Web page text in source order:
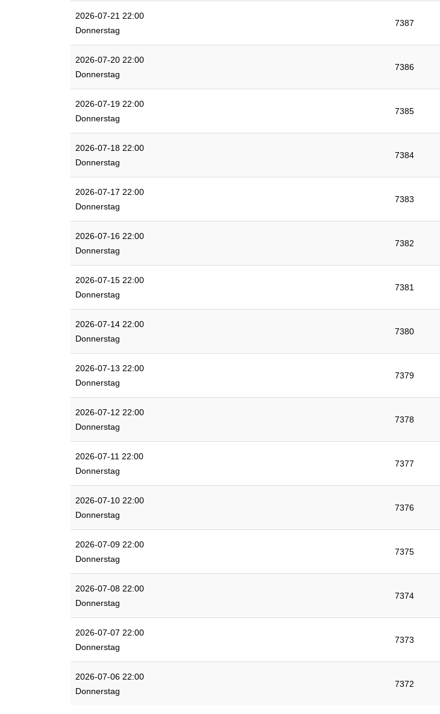
2026-07-21 22:00
Donnerstag
7387
2026-07-20 22:00
Donnerstag
7386
2026-07-19 22:00
Donnerstag
7385
2026-07-18 22:00
Donnerstag
7384
2026-07-17 22:00
Donnerstag
7383
2026-07-16 22:00
Donnerstag
7382
2026-07-15 22:00
Donnerstag
7381
2026-07-14 22:00
Donnerstag
7380
2026-07-13 22:00
Donnerstag
7379
2026-07-12 22:00
Donnerstag
7378
2026-07-11 22:00
Donnerstag
7377
2026-07-10 22:00
Donnerstag
7376
2026-07-09 22:00
Donnerstag
7375
2026-07-08 22:00
Donnerstag
7374
2026-07-07 22:00
Donnerstag
7373
2026-07-06 22:00
Donnerstag
7372